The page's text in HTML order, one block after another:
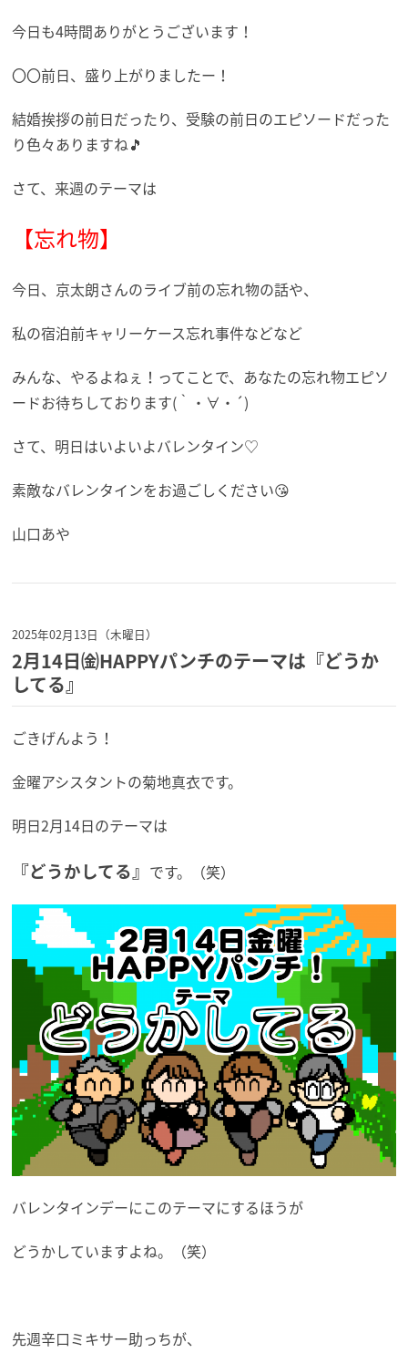
今日も4時間ありがとうございます！
〇〇前日、盛り上がりましたー！
結婚挨拶の前日だったり、受験の前日のエピソードだった
り色々ありますね🎵
さて、来週のテーマは
【忘れ物】
今日、京太朗さんのライブ前の忘れ物の話や、
私の宿泊前キャリーケース忘れ事件などなど
みんな、やるよねぇ！ってことで、あなたの忘れ物エピソ
ードお待ちしております(｀・∀・´)
さて、明日はいよいよバレンタイン♡
素敵なバレンタインをお過ごしください😘
山口あや
2025年02月13日（木曜日）
2月14日㈮HAPPYパンチのテーマは『どうか
してる』
ごきげんよう！
金曜アシスタントの菊地真衣です。
明日2月14日のテーマは
『どうかしてる』 です。（笑）
バレンタインデーにこのテーマにするほうが
どうかしていますよね。（笑）
先週辛口ミキサー助っちが、